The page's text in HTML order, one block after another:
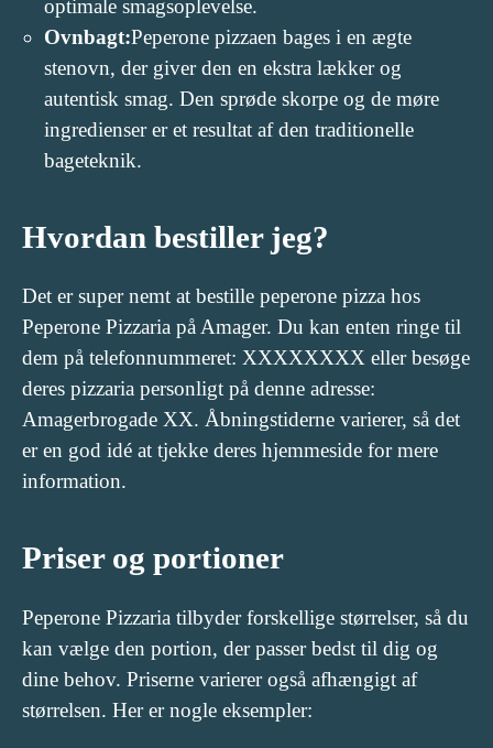
optimale smagsoplevelse.
Ovnbagt:Peperone pizzaen bages i en ægte
stenovn, der giver den en ekstra lækker og
autentisk smag. Den sprøde skorpe og de møre
ingredienser er et resultat af den traditionelle
bageteknik.
Hvordan bestiller jeg?
Det er super nemt at bestille peperone pizza hos
Peperone Pizzaria på Amager. Du kan enten ringe til
dem på telefonnummeret: XXXXXXXX eller besøge
deres pizzaria personligt på denne adresse:
Amagerbrogade XX. Åbningstiderne varierer, så det
er en god idé at tjekke deres hjemmeside for mere
information.
Priser og portioner
Peperone Pizzaria tilbyder forskellige størrelser, så du
kan vælge den portion, der passer bedst til dig og
dine behov. Priserne varierer også afhængigt af
størrelsen. Her er nogle eksempler: